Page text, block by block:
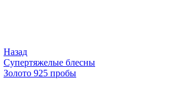
Назад
Супертяжелые блесны
Золото 925 пробы